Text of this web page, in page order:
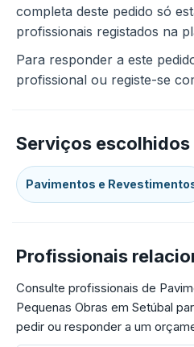
completa deste pedido só
profissionais registados na
Para responder a este
profissional ou registe-se
Serviços escolhidos
Pavimentos e
Profissionais
Consulte profissionais de
Pequenas Obras em Setúbal
pedir ou responder a um